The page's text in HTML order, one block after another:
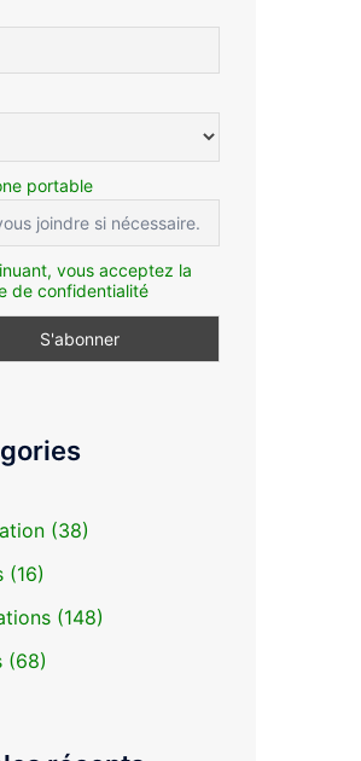
portable
vous acceptez la
de confidentialité
(38)
(16)
(148)
(68)